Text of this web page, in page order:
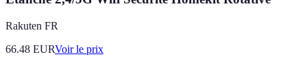
Rakuten FR
66.48 EURVoir le prix